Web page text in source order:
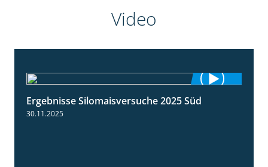
Video
Ergebnisse Silomaisversuche 2025 Süd
30.11.2025